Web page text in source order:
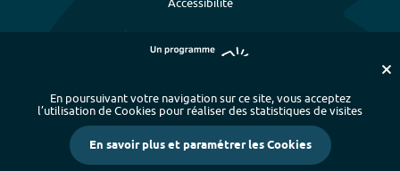
Accessibilité
Plan du site - Index alphabétique
-
Mentions légales et données personnelles
- Paramétrer les cookies
Crédits
En poursuivant votre navigation sur ce site, vous acceptez
l’utilisation de Cookies pour réaliser des statistiques de visites
En savoir plus et paramétrer les Cookies